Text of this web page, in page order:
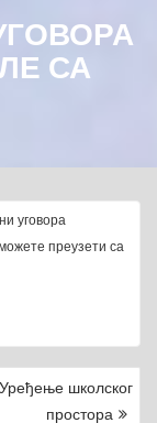
СА
уговора
преузети са
Уређење школског
простора